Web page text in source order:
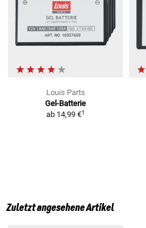
Louis Parts
Gel-Batterie
ab 14,99 €1
Zuletzt angesehene Artikel